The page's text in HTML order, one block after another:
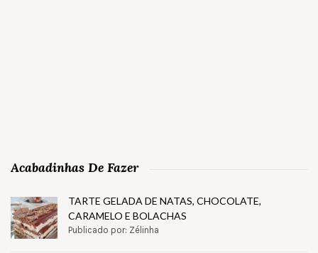
Acabadinhas De Fazer
TARTE GELADA DE NATAS, CHOCOLATE,
CARAMELO E BOLACHAS
Publicado por: Zélinha